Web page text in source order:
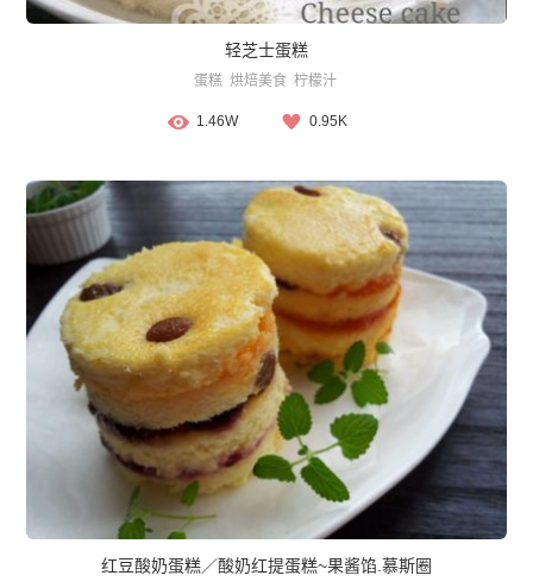
轻芝士蛋糕
蛋糕 烘焙美食 柠檬汁
1.46W 0.95K
红豆酸奶蛋糕／酸奶红提蛋糕~果酱馅.慕斯圈